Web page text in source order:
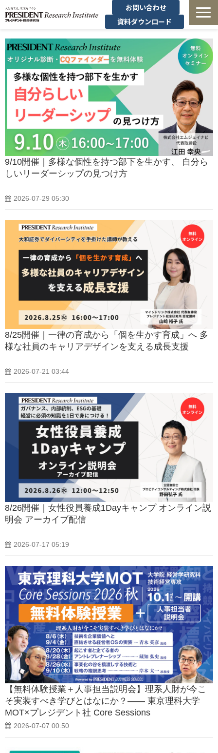
お問い合わせ
資料ダウンロード
法人研修
有料講座
無料セミナー
経営者の学び
定額制オンデマンド研修
講師一覧
9/10開催｜多様な個性を持つ部下を生かす、 自分ら
しいリーダーシップの見つけ方
2026-07-29 05:30
8/25開催｜一律の育成から「個を生かす育成」へ 多
様な社員のキャリアデザインを支える成長支援
2026-07-21 03:44
8/26開催｜女性役員養成1Dayキャンプ オンライン説
明会 アーカイブ配信
2026-07-17 05:19
【無料体験授業＋人事担当説明会】理系人財が今こ
そ実装すべき学びとはなにか？―― 東京理科大学
MOT×プレジデント社 Core Sessions
2026-07-07 00:50